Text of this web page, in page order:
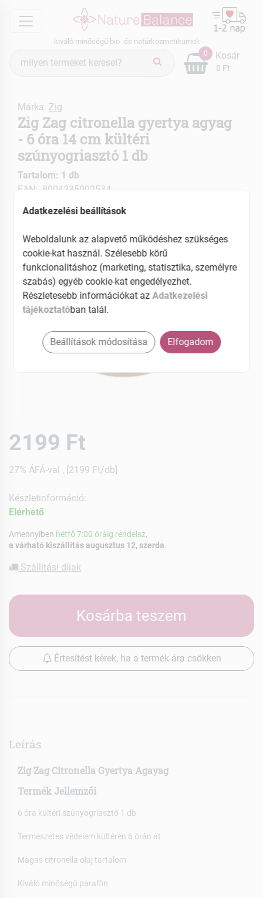
menu
kiváló minőségű bio- és natúrkozmetikumok
keresés
0
0 Ft
Kosár
Márka: Zig
Zig Zag citronella gyertya agyag
- 6 óra 14 cm kültéri
szúnyogriasztó 1 db
Tartalom: 1 db
EAN: 8004235002534
2199 Ft
27% ÁFÁ-val , [2199 Ft/db]
Készletinformáció:
Elérhetõ
Amennyiben hétfő 7:00 óráig rendelsz,
a várható kiszállítás augusztus 12, szerda
Szállítási díjak
Kosárba teszem
Értesítést kérek, ha a termék ára csökken
Leírás
Zig Zag Citronella Gyertya Agayag
Termék Jellemzői
6 óra kültéri szúnyogriasztó 1 db
Természetes védelem kültéren 6 órán át
Magas citronella olaj tartalom
Kiváló minőségű paraffin
Adatkezelési beállítások
Weboldalunk az alapvető működéshez szükséges
cookie-kat használ. Szélesebb körű
funkcionalitáshoz (marketing, statisztika, személyre
szabás) egyéb cookie-kat engedélyezhet.
Részletesebb információkat azAdatkezelési
tájékoztatóban talál.
Beállítások módosítása Elfogadom